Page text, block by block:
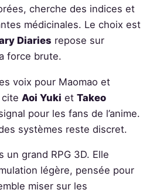
cherche des indices et
médicinales. Le choix est
Diaries repose sur
force brute.
voix pour Maomao et
Aoi Yuki et Takeo
pour les fans de l’anime.
systèmes reste discret.
un grand RPG 3D. Elle
légère, pensée pour
miser sur les